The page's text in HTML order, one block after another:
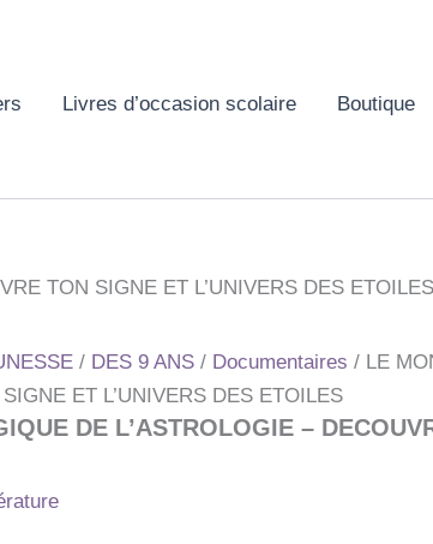
Livres d’occasion scolaire Boutique
TON SIGNE ET L’UNIVERS DES ETOILES
/ DES 9 ANS / Documentaires / LE
ET L’UNIVERS DES ETOILES
DE L’ASTROLOGIE –